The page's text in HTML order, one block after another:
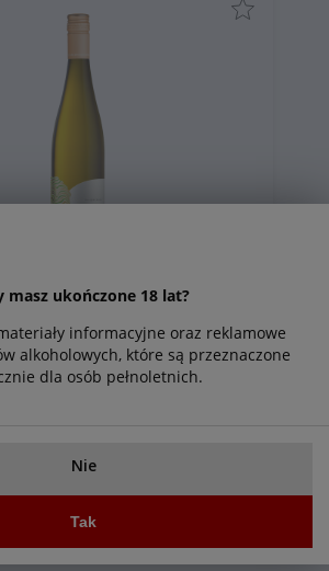
masz ukończone 18 lat?
informacyjne oraz reklamowe
alkoholowych, które są przeznaczone
dla osób pełnoletnich.
Nie
Tak
2024 Staro Oryahovo 19,99
Powiadom o
dostępności
się do naszego